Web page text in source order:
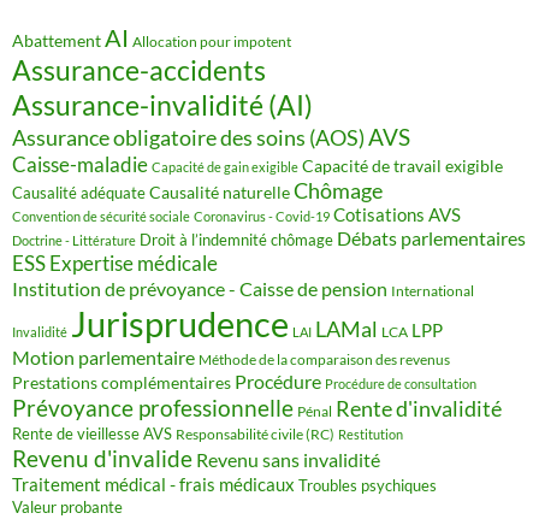
AbattementAI Allocation pour impotent
Assurance-accidents
Assurance-invalidité (AI)
Assurance obligatoire des soins (AOS)AVS
Caisse-maladie Capacité de gain exigible Capacité de travail exigible
Causalité adéquate Causalité naturelleChômage
Convention de sécurité sociale Coronavirus - Covid-19 Cotisations AVS
Doctrine - Littérature Droit à l’indemnité chômage Débats parlementaires
ESSExpertise médicale
Institution de prévoyance - Caisse de pension International
Invalidité Jurisprudence LAI LAMal LCA LPP
Motion parlementaire Méthode de la comparaison des revenus
Prestations complémentaires Procédure Procédure de consultation
Prévoyance professionnelle Pénal Rente d'invalidité
Rente de vieillesse AVS Responsabilité civile (RC) Restitution
Revenu d'invalide Revenu sans invalidité
Traitement médical - frais médicaux Troubles psychiques
Valeur probante